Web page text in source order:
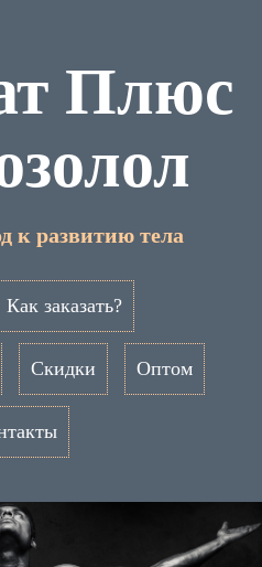
Плюс
к развитию тела
Как заказать?
Скидки Оптом